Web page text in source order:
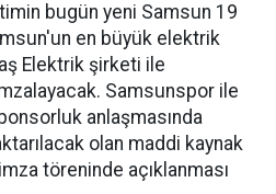
bugün yeni Samsun 19
en büyük elektrik
şirketi ile
Samsunspor ile
anlaşmasında
olan maddi kaynak
töreninde açıklanması